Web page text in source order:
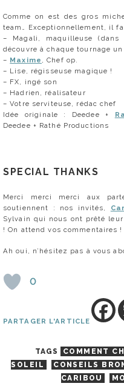
Comme on est des gros
team… Exceptionnellement, il
– Magali, maquilleuse
découvre à chaque tournage
– Maxime , Chef op.
– Lise, régisseuse magique !
– FX, ingé son
– Hadrien, réalisateur
– Votre serviteuse, rédac chef
Idée originale : Deedee +
Deedee + Rathé Productions
SPECIAL THANKS
Merci merci merci aux
soutiennent : nos invités,
Sylvain qui nous ont prêté
! On attend vos commentaires !
Ah oui, n’hésitez pas à vous
0
PARTAGER L'ARTICLE
TAGS
COMMENT
SOLEIL
CONSEILS
CARIBOU